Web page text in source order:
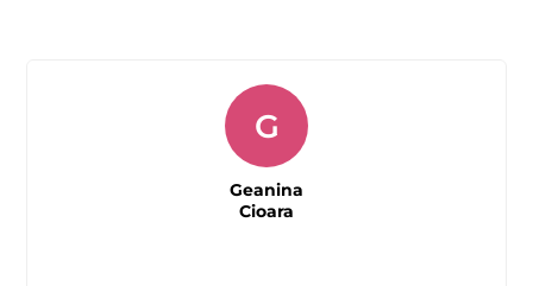
G
Geanina
Cioara